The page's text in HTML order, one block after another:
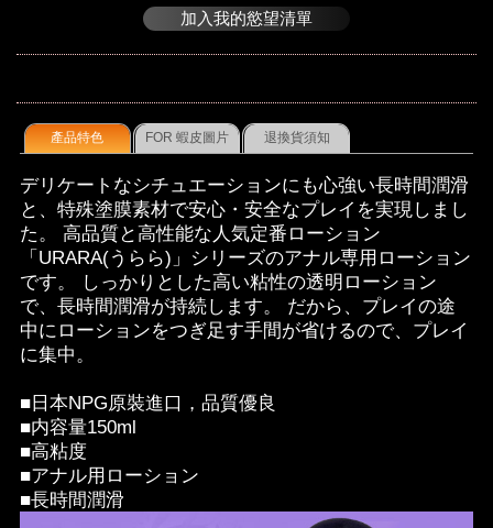
加入我的慾望清單
產品特色 FOR 蝦皮圖片 退換貨須知
デリケートなシチュエーションにも心強い長時間潤滑
と、特殊塗膜素材で安心・安全なプレイを実現しまし
た。 高品質と高性能な人気定番ローション
「URARA(うらら)」シリーズのアナル専用ローション
です。 しっかりとした高い粘性の透明ローション
で、長時間潤滑が持続します。 だから、プレイの途
中にローションをつぎ足す手間が省けるので、プレイ
に集中。
■日本NPG原裝進口，品質優良
■内容量150ml
■高粘度
■アナル用ローション
■長時間潤滑